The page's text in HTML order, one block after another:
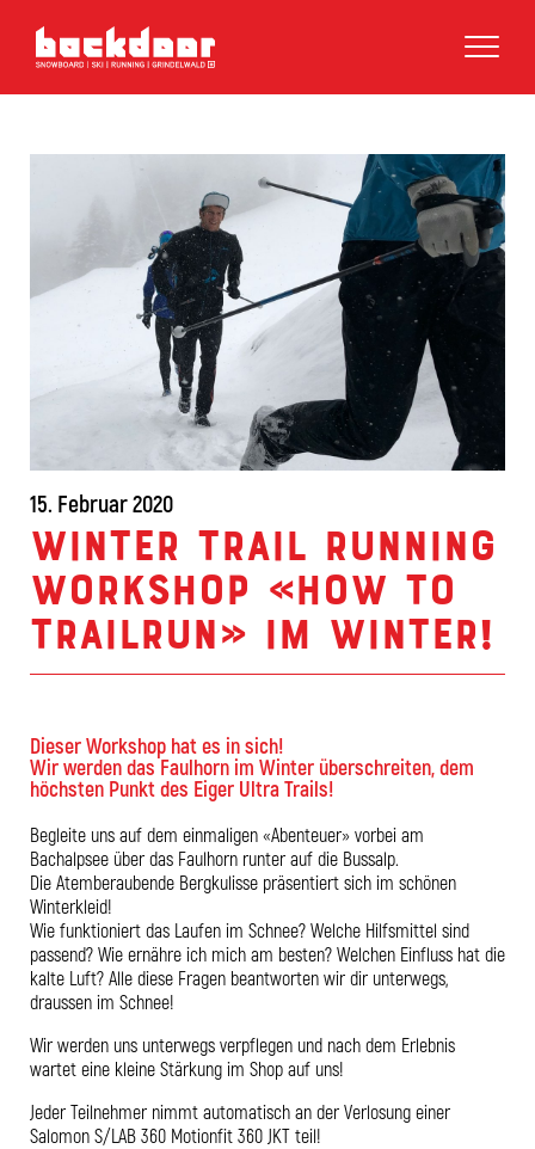
15. Februar 2020
Winter Trail Running
Workshop «How To
Trailrun» im Winter!
Dieser Workshop hat es in sich!
Wir werden das Faulhorn im Winter überschreiten, dem
höchsten Punkt des Eiger Ultra Trails!
Begleite uns auf dem einmaligen «Abenteuer» vorbei am
Bachalpsee über das Faulhorn runter auf die Bussalp.
Die Atemberaubende Bergkulisse präsentiert sich im schönen
Winterkleid!
Wie funktioniert das Laufen im Schnee? Welche Hilfsmittel sind
passend? Wie ernähre ich mich am besten? Welchen Einfluss hat die
kalte Luft? Alle diese Fragen beantworten wir dir unterwegs,
draussen im Schnee!
Wir werden uns unterwegs verpflegen und nach dem Erlebnis
wartet eine kleine Stärkung im Shop auf uns!
Jeder Teilnehmer nimmt automatisch an der Verlosung einer
Salomon S/LAB 360 Motionfit 360 JKT teil!